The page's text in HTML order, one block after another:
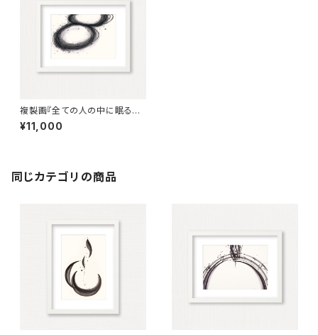
複製画『全ての人の中に眠る無
限の力』墨象（額入り） Reprod
uction painting「The unlimi
¥11,000
同じカテゴリの商品